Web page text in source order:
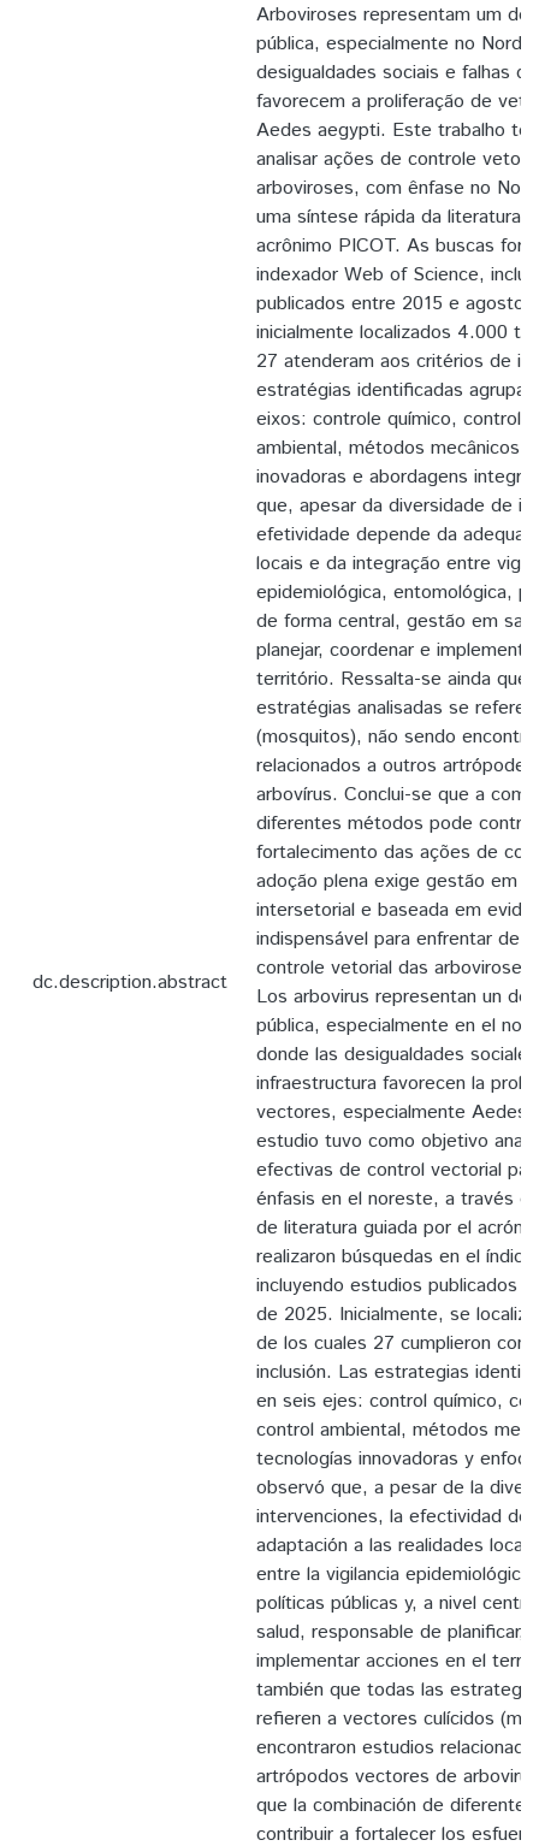
dc.description.abstract
Arboviroses representam um
pública, especialmente no
desigualdades sociais e falhas
favorecem a proliferação de
Aedes aegypti. Este trabalho
analisar ações de controle
arboviroses, com ênfase no
uma síntese rápida da literatura
acrônimo PICOT. As buscas
indexador Web of Science,
publicados entre 2015 e agosto
inicialmente localizados 4.000
27 atenderam aos critérios de
estratégias identificadas
eixos: controle químico,
ambiental, métodos mecânicos
inovadoras e abordagens
que, apesar da diversidade de
efetividade depende da
locais e da integração entre
epidemiológica, entomológica,
de forma central, gestão em
planejar, coordenar e
território. Ressalta-se ainda que
estratégias analisadas se refere
(mosquitos), não sendo
relacionados a outros
arbovírus. Conclui-se que a
diferentes métodos pode
fortalecimento das ações de
adoção plena exige gestão em
intersetorial e baseada em
indispensável para enfrentar de
controle vetorial das arboviroses
Los arbovirus representan un
pública, especialmente en el
donde las desigualdades
infraestructura favorecen la
vectores, especialmente Aedes
estudio tuvo como objetivo
efectivas de control vectorial
énfasis en el noreste, a través
de literatura guiada por el
realizaron búsquedas en el
incluyendo estudios publicados
de 2025. Inicialmente, se
de los cuales 27 cumplieron con
inclusión. Las estrategias
en seis ejes: control químico,
control ambiental, métodos
tecnologías innovadoras y
observó que, a pesar de la
intervenciones, la efectividad
adaptación a las realidades
entre la vigilancia
políticas públicas y, a nivel
salud, responsable de planificar,
implementar acciones en el
también que todas las
refieren a vectores culícidos
encontraron estudios
artrópodos vectores de
que la combinación de
contribuir a fortalecer los